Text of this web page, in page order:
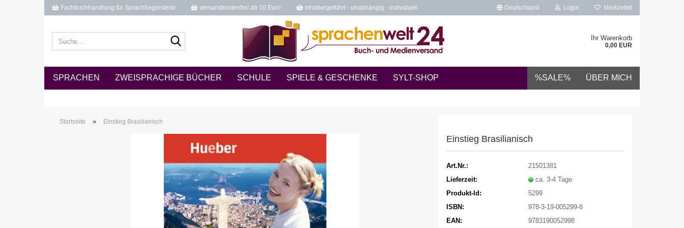
Fachbuchhandlung für Sprachbegeisterte versandkostenfrei ab 10 Euro inhabergeführt - unabhängig - individuell Deutschland Login Merkzettel
Ihr Warenkorb
0,00 EUR
SPRACHEN ZWEISPRACHIGE BÜCHER SCHULE SPIELE & GESCHENKE SYLT-SHOP %SALE% ÜBER MICH
Startseite » Einstieg Brasilianisch
Einstieg Brasilianisch
Art.Nr.:
21501381
Lieferzeit:
ca. 3-4 Tage
Produkt-Id:
5299
ISBN:
978-3-19-005299-8
EAN:
9783190052998